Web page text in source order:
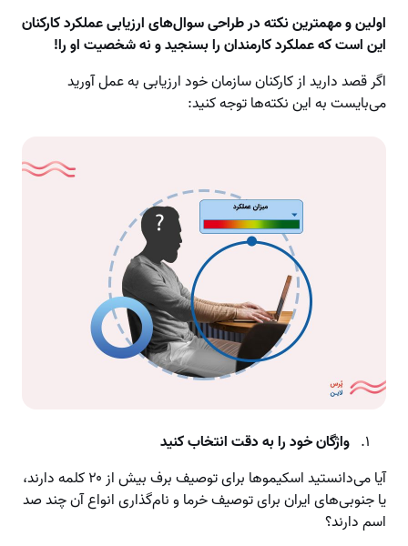
اولین و مهمترین نکته در طراحی سوال‌های ارزیابی عملکرد کارکنان
این است که عملکرد کارمندان را بسنجید و نه شخصیت او را!
اگر قصد دارید از کارکنان سازمان خود ارزیابی به عمل آورید
می‌بایست به این نکته‌ها توجه کنید:
واژگان خود را به دقت انتخاب کنید
آیا می‌دانستید اسکیموها برای توصیف برف بیش از ۲۰ کلمه دارند،
یا جنوبی‌های ایران برای توصیف خرما و نام‌گذاری انواع آن چند صد
اسم دارند؟